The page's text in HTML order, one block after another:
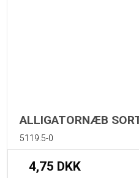
ALLIGATORNÆB
5119.5-0
4,75 DKK